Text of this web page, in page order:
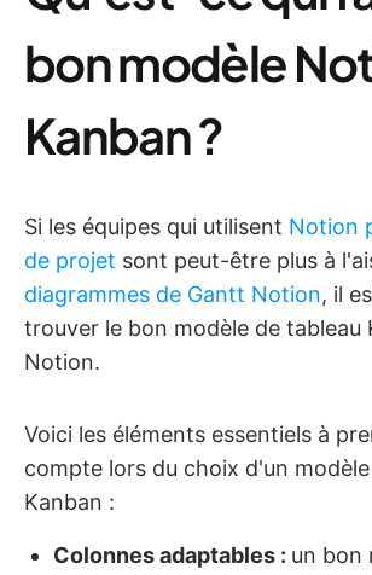
bon modèle
Kanban ?
Si les équipes qui utilisent Notion
de projet sont peut-être plus à
diagrammes de Gantt Notion, il
trouver le bon modèle de tableau
Notion.
Voici les éléments essentiels à
compte lors du choix d'un
Kanban :
Colonnes adaptables : un bon